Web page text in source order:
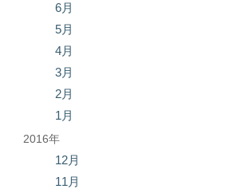
6月
5月
4月
3月
2月
1月
2016年
12月
11月